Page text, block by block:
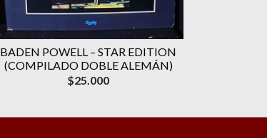
BADEN POWELL ‎– STAR EDITION
(COMPILADO DOBLE ALEMÁN)
$25.000